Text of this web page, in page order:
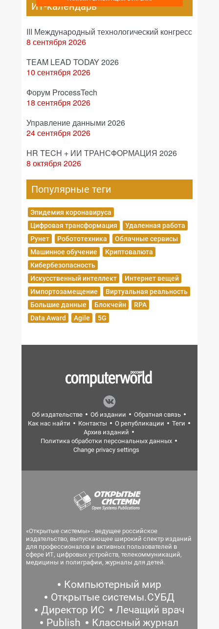
ИТ-календарь
III Международный технологический конгресс
8 сентября 2026
TEAM LEAD TODAY 2026
10 сентября 2026
Форум ProcessTech
18 сентября 2026
Управление данными 2026
24 сентября 2026
HR TECH + ИИ ТРАНСФОРМАЦИЯ 2026
8 октября 2026
Популярные теги
Эпидемия коронавируса
Цифровая трансформация
Удаленная работа
Рунет
Робототехника
Облачные сервисы
Машинное обучение
Криптовалюта
Кибербезопасность
Искусственный интеллект
Интернет вещей
Импортозамещение
Виртуальная реальность
Большие данные
Блокчейн
RPA
Data Award
Agile 5G
Об издательстве Об издании
Обратная связь
Как нас найти
Контакты О републикации
Теги
Архив изданий
Политика обработки персональных данных
Change privacy settings
«Открытые системы» - ведущее российское
издательство, выпускающее широкий спектр изданий
для профессионалов и активных пользователей в
сфере ИТ, цифровых устройств, телекоммуникаций,
медицины и полиграфии, журналы для детей.
Компьютерный мир
Открытые системы.СУБД
Директор ИС
Лечащий врач
Publish
Классный журнал